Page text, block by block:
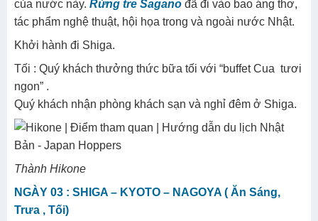
của nước này. Rừng tre Sagano đã đi vào bao áng thơ,
tác phẩm nghệ thuật, hội họa trong và ngoài nước Nhật.
Khởi hành đi Shiga.
Tối : Quý khách thưởng thức bữa tối với “buffet Cua tươi
ngon” .
Quý khách nhận phòng khách sạn và nghỉ đêm ở Shiga.
Thành Hikone
NGÀY 03 : SHIGA – KYOTO – NAGOYA ( Ăn Sáng,
Trưa , Tối)